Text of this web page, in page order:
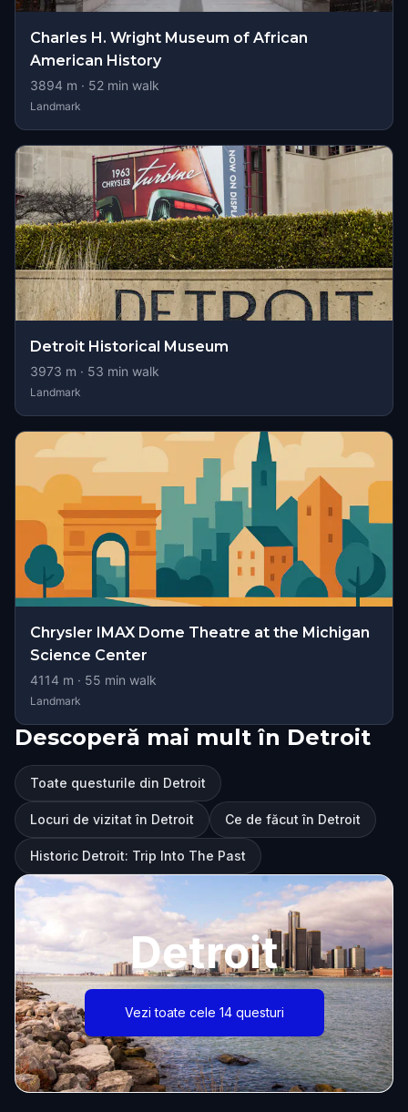
Charles H. Wright Museum of African
American History
3894 m · 52 min walk
Landmark
Detroit Historical Museum
3973 m · 53 min walk
Landmark
Chrysler IMAX Dome Theatre at the Michigan
Science Center
4114 m · 55 min walk
Landmark
Descoperă mai mult în Detroit
Toate questurile din Detroit
Locuri de vizitat în Detroit Ce de făcut în Detroit
Historic Detroit: Trip Into The Past
Detroit
Vezi toate cele 14 questuri